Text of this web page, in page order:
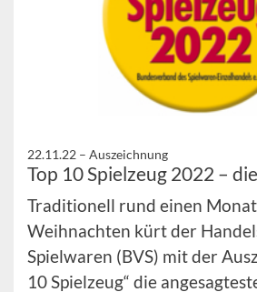
22.11.22 – Auszeichnung
Top 10 Spielzeug 2022 –
Traditionell rund einen
Weihnachten kürt der
Spielwaren (BVS) mit der
10 Spielzeug“ die